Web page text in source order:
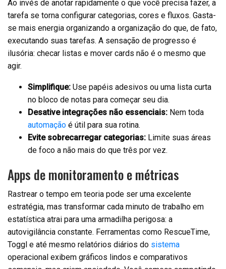
Ao invés de anotar rapidamente o que você precisa fazer, a
tarefa se torna configurar categorias, cores e fluxos. Gasta-
se mais energia organizando a organização do que, de fato,
executando suas tarefas. A sensação de progresso é
ilusória: checar listas e mover cards não é o mesmo que
agir.
Simplifique: Use papéis adesivos ou uma lista curta
no bloco de notas para começar seu dia.
Desative integrações não essenciais: Nem toda
automação é útil para sua rotina.
Evite sobrecarregar categorias: Limite suas áreas
de foco a não mais do que três por vez.
Apps de monitoramento e métricas
Rastrear o tempo em teoria pode ser uma excelente
estratégia, mas transformar cada minuto de trabalho em
estatística atrai para uma armadilha perigosa: a
autovigilância constante. Ferramentas como RescueTime,
Toggl e até mesmo relatórios diários do sistema
operacional exibem gráficos lindos e comparativos